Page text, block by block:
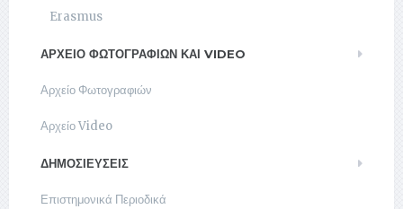
Erasmus
ΑΡΧΕΊΟ ΦΩΤΟΓΡΑΦΙΏΝ ΚΑΙ VIDEO
Αρχείο Φωτογραφιών
Αρχείο Video
ΔΗΜΟΣΙΕΥΣΕΙΣ
Επιστημονικά Περιοδικά